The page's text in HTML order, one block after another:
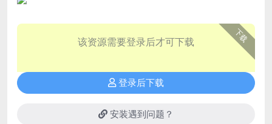
下载
该资源需要登录后才可下载
登录后下载
安装遇到问题？